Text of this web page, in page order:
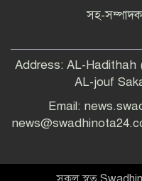
শুরু
সহ-
Address: AL-Hadithah
AL-jouf
Email: